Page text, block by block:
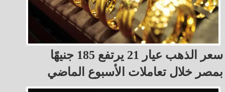
سعر الذهب عيار 21 يرتفع 185 جنيهًا
بمصر خلال تعاملات الأسبوع الماضي